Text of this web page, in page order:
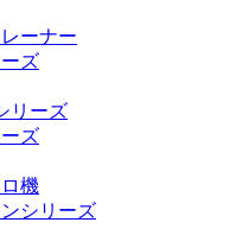
ーナー
ズ
リーズ
ズ
機
シリーズ